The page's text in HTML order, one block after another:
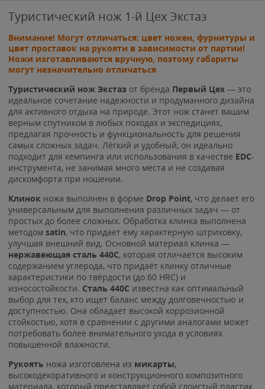
Туристический нож 1-й Цех Экстаз
Внимание! Могут отличаться: цвет ножен, фурнитуры и
цвет проставок на рукояти в зависимости от партии!
Ножи изготавливаются вручную, поэтому габариты
могут незначительно отличаться
Туристический нож Экстаз от бренда Первый Цех — это
идеальное сочетание надежности и продуманного дизайна
для активного отдыха на природе. Этот нож станет вашим
верным спутником в любых походах и экспедициях,
предлагая прочность и функциональность для решения
самых сложных задач. Лёгкий и удобный, он идеально
подходит для кемпинга или использования в качестве EDC-
инструмента, не занимая много места и не создавая
дискомфорта при ношении.
Клинок ножа выполнен в форме Drop Point, что делает его
универсальным для выполнения различных задач — от
простых до более сложных. Обработка клинка выполнена
методом satin, что придает ему характерную штриховку,
улучшая внешний вид. Основной материал клинка —
нержавеющая сталь 440C, которая отличается высоким
содержанием углерода, что придаёт клинку отличные
характеристики по твёрдости (до 60 HRC) и
износостойкости. Сталь 440C известна как оптимальный
выбор для тех, кто ищет баланс между долговечностью и
доступностью. Она обладает высокой коррозионной
стойкостью, хотя в сравнении с другими аналогами может
потребовать более внимательного ухода в условиях
повышенной влажности.
Рукоять ножа изготовлена из микарты,
высокодекоративного и конструкционного композитного
материала, который представляет собой слоистый пластик